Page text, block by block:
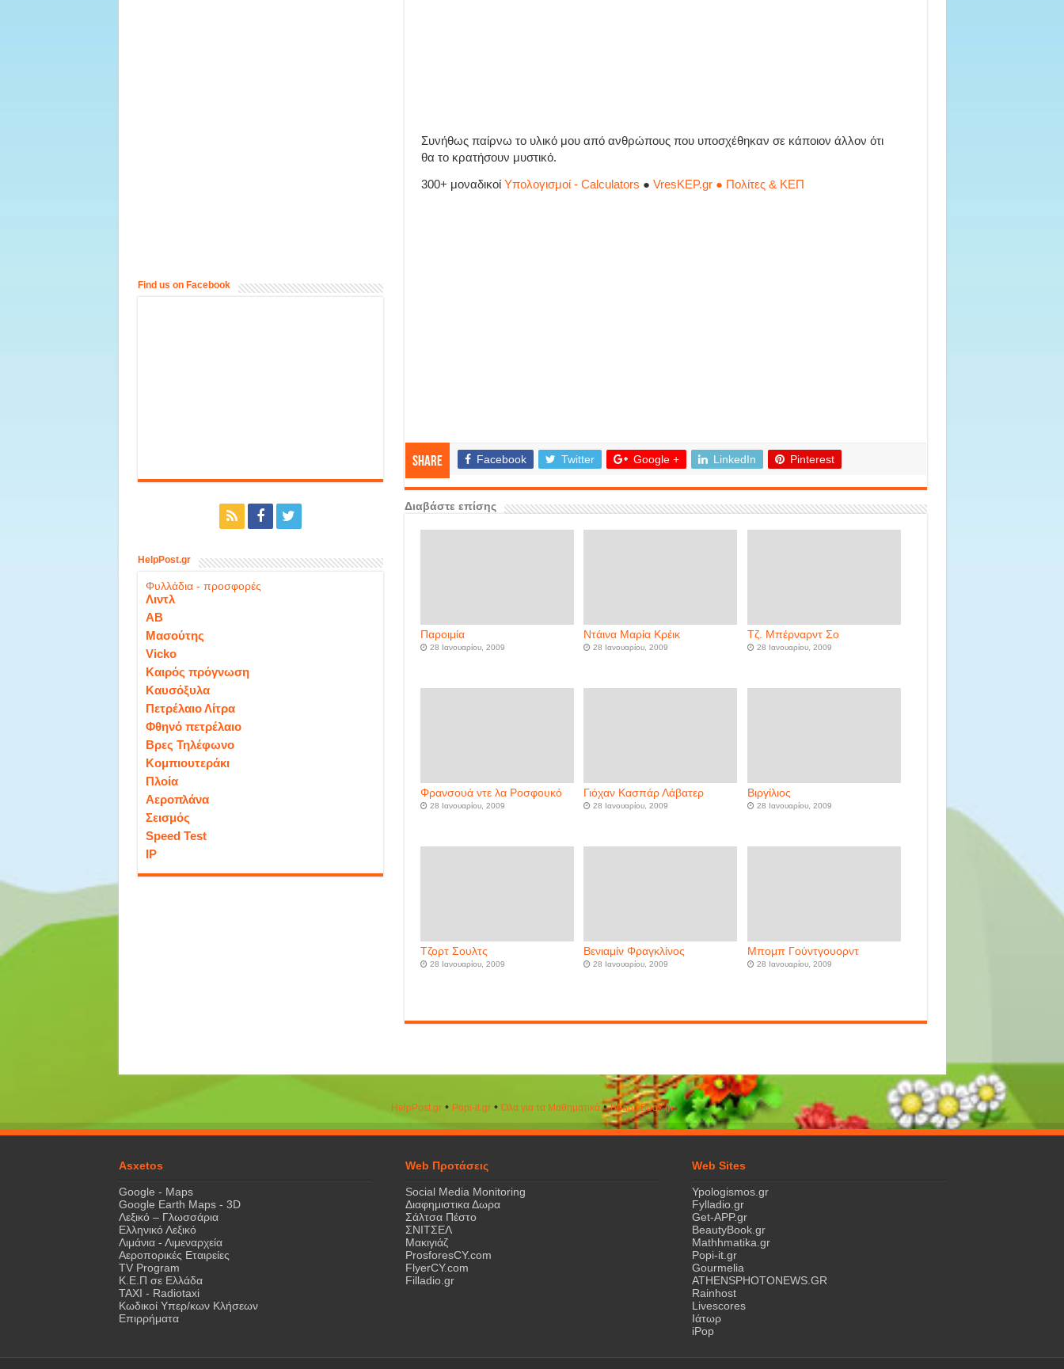
Συνήθως παίρνω το υλικό μου από ανθρώπους που υποσχέθηκαν σε κάποιον άλλον ότι
θα το κρατήσουν μυστικό.
300+ μοναδικοί Υπολογισμοί - Calculators ● VresKEP.gr ● Πολίτες & ΚΕΠ
Share Facebook Twitter Google + LinkedIn Pinterest
Διαβάστε επίσης
Παροιμία
28 Ιανουαρίου, 2009
Ντάινα Μαρία Κρέικ
28 Ιανουαρίου, 2009
Τζ. Μπέρναρντ Σο
28 Ιανουαρίου, 2009
Φρανσουά ντε λα Ροσφουκό
28 Ιανουαρίου, 2009
Γιόχαν Κασπάρ Λάβατερ
28 Ιανουαρίου, 2009
Βιργίλιος
28 Ιανουαρίου, 2009
Τζορτ Σουλτς
28 Ιανουαρίου, 2009
Βενιαμίν Φραγκλίνος
28 Ιανουαρίου, 2009
Μπομπ Γούντγουορντ
28 Ιανουαρίου, 2009
Find us on Facebook
HelpPost.gr
Φυλλάδια - προσφορές
Λιντλ
ΑΒ
Μασούτης
Vicko
Καιρός πρόγνωση
Καυσόξυλα
Πετρέλαιο Λίτρα
Φθηνό πετρέλαιο
Βρες Τηλέφωνο
Κομπιουτεράκι
Πλοία
Αεροπλάνα
Σεισμός
Speed Test
IP
HelpPost.gr• Popi-it.gr•Όλα για τα Μαθηματικά•ΒeautyΒook.gr
Asxetos
Google - Maps
Google Earth Maps - 3D
Λεξικό – Γλωσσάρια
Ελληνικό Λεξικό
Λιμάνια - Λιμεναρχεία
Αεροπορικές Εταιρείες
TV Program
Κ.Ε.Π σε Ελλάδα
ΤΑΧΙ - Radiotaxi
Κωδικοί Υπερ/κων Κλήσεων
Επιρρήματα
Web Προτάσεις
Social Media Monitoring
Διαφημιστικα Δωρα
Σάλτσα Πέστο
ΣΝΙΤΣΕΛ
Μακιγιάζ
ProsforesCY.com
FlyerCY.com
Filladio.gr
Web Sites
Ypologismos.gr
Fylladio.gr
Get-APP.gr
BeautyBook.gr
Mathhmatika.gr
Popi-it.gr
Gourmelia
ATHENSPHOTONEWS.GR
Rainhost
Livescores
Ιάτωρ
iPop